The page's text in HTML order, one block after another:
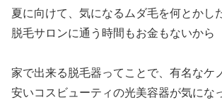
夏に向けて、気になるムダ毛を何とかし
脱毛サロンに通う時間もお金もないから
家で出来る脱毛器ってことで、有名なケ
安いコスビューティの光美容器が気にな